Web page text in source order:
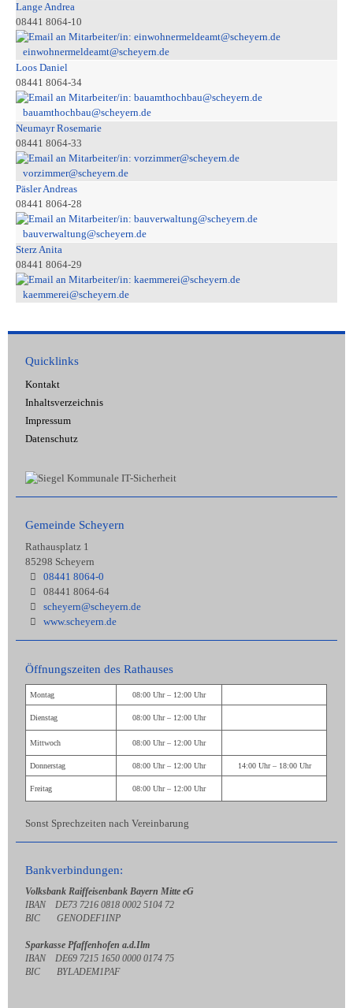
Lange Andrea
08441 8064-10
einwohnermeldeamt@scheyern.de
Loos Daniel
08441 8064-34
bauamthochbau@scheyern.de
Neumayr Rosemarie
08441 8064-33
vorzimmer@scheyern.de
Päsler Andreas
08441 8064-28
bauverwaltung@scheyern.de
Sterz Anita
08441 8064-29
kaemmerei@scheyern.de
Quicklinks
Kontakt
Inhaltsverzeichnis
Impressum
Datenschutz
Gemeinde Scheyern
Rathausplatz 1
85298 Scheyern
08441 8064-0
08441 8064-64
scheyern@scheyern.de
www.scheyern.de
Öffnungszeiten des Rathauses
Montag 08:00 Uhr – 12:00 Uhr
Dienstag 08:00 Uhr – 12:00 Uhr
Mittwoch 08:00 Uhr – 12:00 Uhr
Donnerstag 08:00 Uhr – 12:00 Uhr 14:00 Uhr – 18:00 Uhr
Freitag 08:00 Uhr – 12:00 Uhr
Sonst Sprechzeiten nach Vereinbarung
Bankverbindungen:
Volksbank Raiffeisenbank Bayern Mitte eG
IBAN DE73 7216 0818 0002 5104 72
BIC GENODEF1INP
Sparkasse Pfaffenhofen a.d.Ilm
IBAN DE69 7215 1650 0000 0174 75
BIC BYLADEM1PAF